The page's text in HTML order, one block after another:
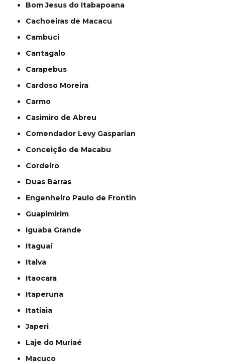
Bom Jesus do Itabapoana
Cachoeiras de Macacu
Cambuci
Cantagalo
Carapebus
Cardoso Moreira
Carmo
Casimiro de Abreu
Comendador Levy Gasparian
Conceição de Macabu
Cordeiro
Duas Barras
Engenheiro Paulo de Frontin
Guapimirim
Iguaba Grande
Itaguaí
Italva
Itaocara
Itaperuna
Itatiaia
Japeri
Laje do Muriaé
Macuco